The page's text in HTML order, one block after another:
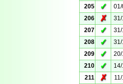
205
✓
206
✗
207
✓
208
✓
209
✓
210
✓
211
✗